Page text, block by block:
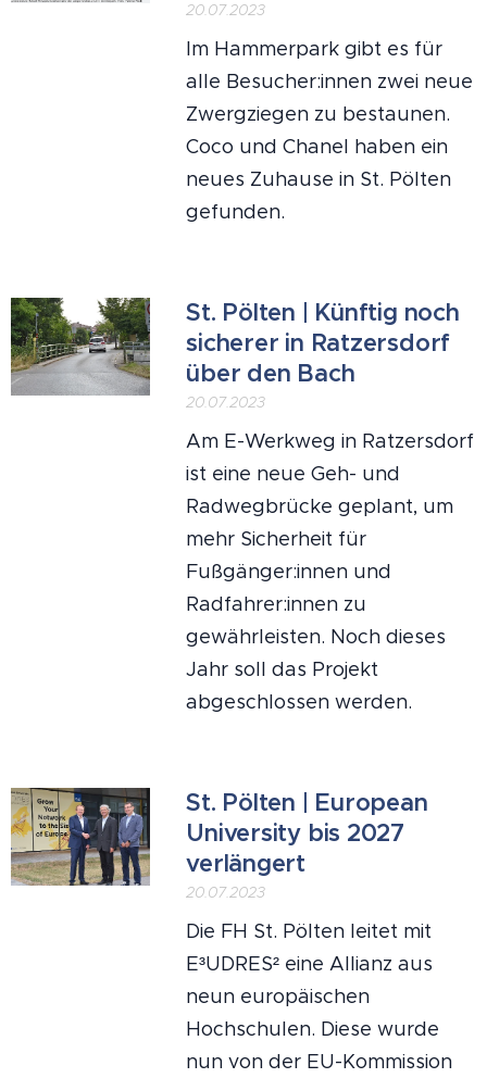
20.07.2023
Im Hammerpark gibt es für
alle Besucher:innen zwei neue
Zwergziegen zu bestaunen.
Coco und Chanel haben ein
neues Zuhause in St. Pölten
gefunden.
St. Pölten | Künftig noch
sicherer in Ratzersdorf
über den Bach
20.07.2023
Am E-Werkweg in Ratzersdorf
ist eine neue Geh- und
Radwegbrücke geplant, um
mehr Sicherheit für
Fußgänger:innen und
Radfahrer:innen zu
gewährleisten. Noch dieses
Jahr soll das Projekt
abgeschlossen werden.
St. Pölten | European
University bis 2027
verlängert
20.07.2023
Die FH St. Pölten leitet mit
E³UDRES² eine Allianz aus
neun europäischen
Hochschulen. Diese wurde
nun von der EU-Kommission